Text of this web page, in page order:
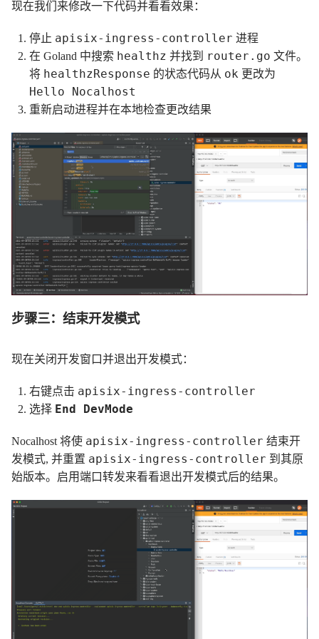
现在我们来修改一下代码并看看效果：
停止 apisix-ingress-controller 进程
在 Goland 中搜索 healthz 并找到 router.go 文件。
将 healthzResponse 的状态代码从 ok 更改为
Hello Nocalhost
重新启动进程并在本地检查更改结果
步骤三：结束开发模式
现在关闭开发窗口并退出开发模式：
右键点击 apisix-ingress-controller
选择 End DevMode
Nocalhost 将使 apisix-ingress-controller 结束开
发模式, 并重置 apisix-ingress-controller 到其原
始版本。启用端口转发来看看退出开发模式后的结果。